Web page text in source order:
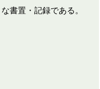
書置・記録である。